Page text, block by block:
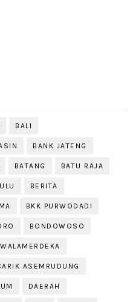
BALI
BANK JATENG
BATANG BATU RAJA
BERITA
BKK PURWODADI
BONDOWOSO
ASEMRUDUNG
DAERAH